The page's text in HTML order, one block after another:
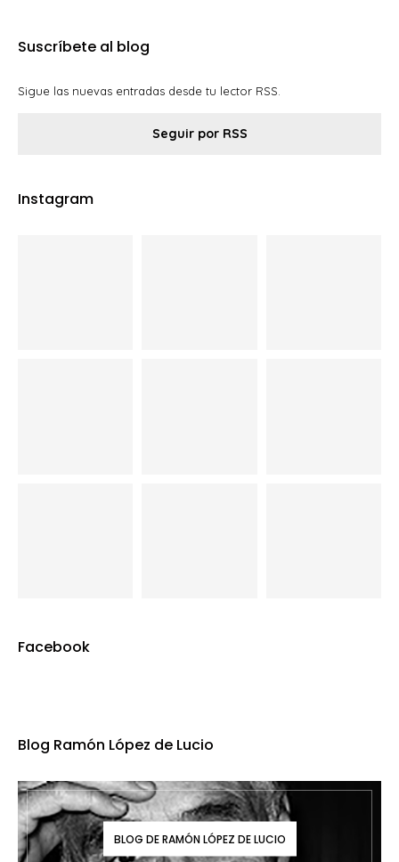
Suscríbete al blog
Sigue las nuevas entradas desde tu lector RSS.
Seguir por RSS
Instagram
Facebook
Blog Ramón López de Lucio
BLOG DE RAMÓN LÓPEZ DE LUCIO